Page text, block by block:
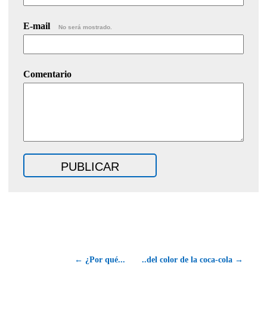
E-mail No será mostrado.
Comentario
← ¿Por qué... ..del color de la coca-cola →